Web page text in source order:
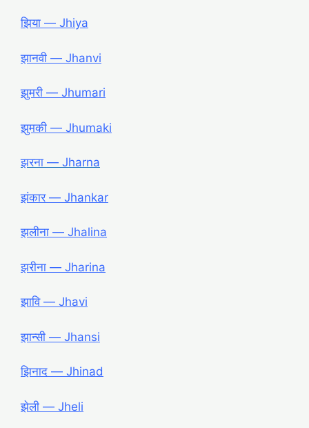
झिया ― Jhiya
झानवी ― Jhanvi
झुमरी ― Jhumari
झुमकी ― Jhumaki
झरना ― Jharna
झंकार ― Jhankar
झलीना ― Jhalina
झरीना ― Jharina
झावि ― Jhavi
झान्सी ― Jhansi
झिनाद ― Jhinad
झेली ― Jheli